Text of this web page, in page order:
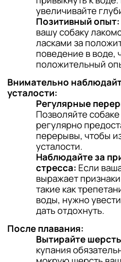
увеличивайте
Позитивный опыт:
вашу собаку
ласками за
поведение в воде,
положительный
Внимательно
усталости:
Регулярные
Позволяйте
регулярно
перерывы, чтобы
усталости.
Наблюдайте за
стресса: Если
выражает
такие как
воды, нужно
дать отдохнуть.
После плавания:
Вытирайте
купания